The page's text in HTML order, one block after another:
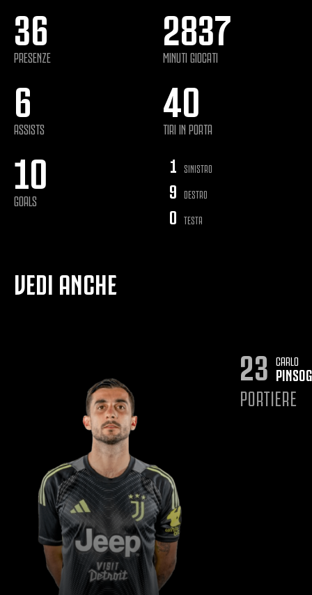
36
PRESENZE
2837
MINUTI GIOCATI
6
ASSISTS
40
TIRI IN PORTA
10
GOALS
1 SINISTRO
9 DESTRO
0 TESTA
VEDI ANCHE
23 CARLO
PORTIERE